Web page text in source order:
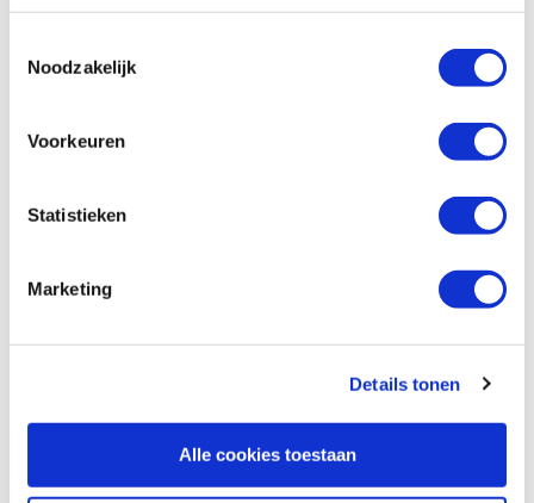
Noodzakelijk
Voorkeuren
Statistieken
Marketing
Details tonen
Alle cookies toestaan
Osmo hardwax olie 3062 kleurloos mat
Artikelnummer: 30650